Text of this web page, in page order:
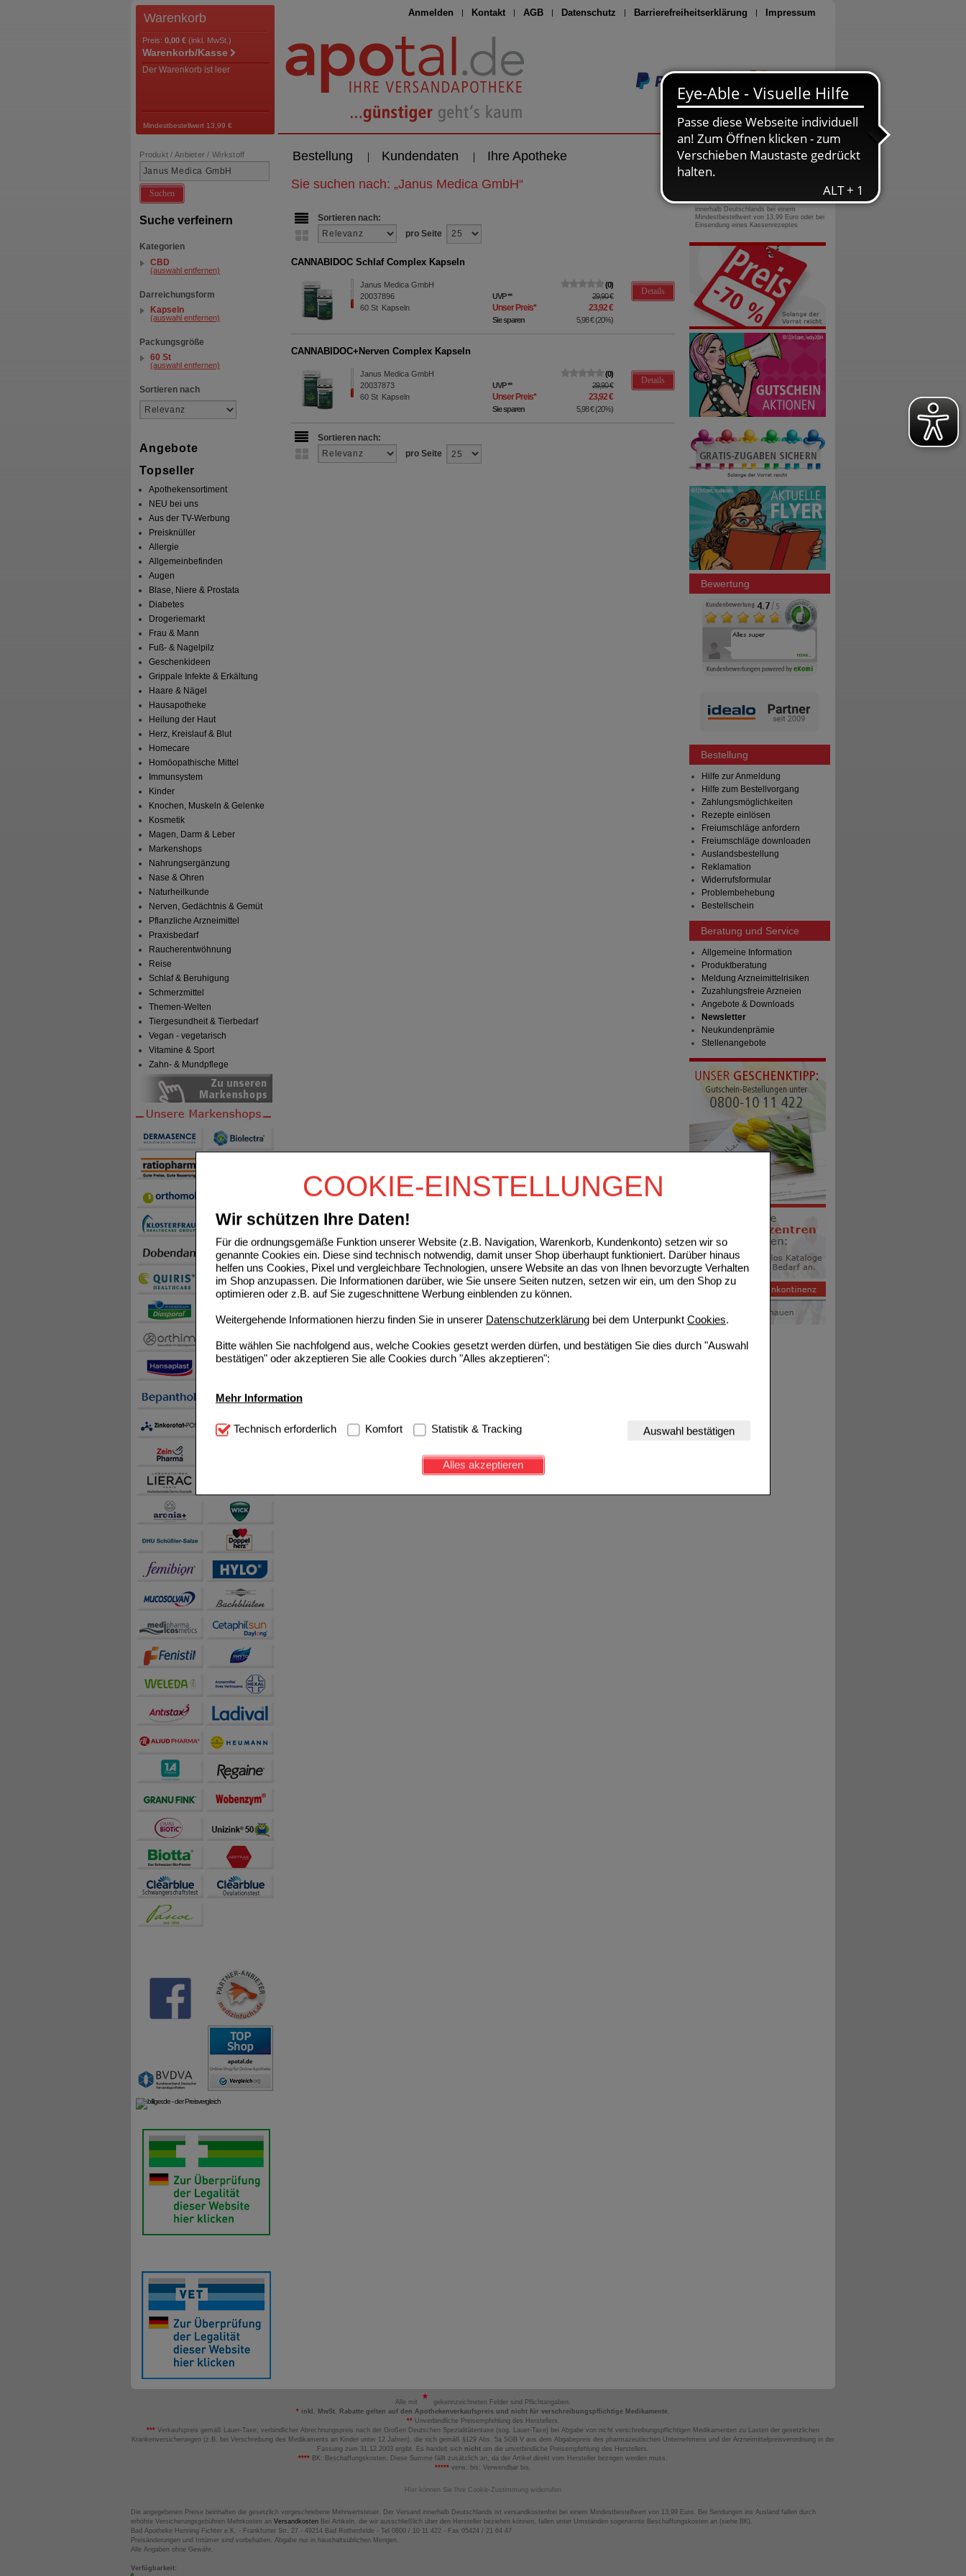
COOKIE-EINSTELLUNGEN
Wir schützen Ihre Daten!
Für die ordnungsgemäße Funktion unserer Website (z.B. Navigation, Warenkorb, Kundenkonto) setzen wir so
genannte Cookies ein. Diese sind technisch notwendig, damit unser Shop überhaupt funktioniert. Darüber hinaus
helfen uns Cookies, Pixel und vergleichbare Technologien, unsere Website an das von Ihnen bevorzugte Verhalten
im Shop anzupassen. Die Informationen darüber, wie Sie unsere Seiten nutzen, setzen wir ein, um den Shop zu
optimieren oder z.B. auf Sie zugeschnittene Werbung einblenden zu können.
Weitergehende Informationen hierzu finden Sie in unserer Datenschutzerklärung bei dem Unterpunkt Cookies.
Bitte wählen Sie nachfolgend aus, welche Cookies gesetzt werden dürfen, und bestätigen Sie dies durch "Auswahl
bestätigen" oder akzeptieren Sie alle Cookies durch "Alles akzeptieren":
Mehr Information
Technisch Notwendig: Hierbei handelt es sich um Cookies, die für die Grundfunktionen unserer Website
notwendig sind (z.B. Navigation, Warenkorb, Kundenkonto), weshalb auf diese nicht verzichtet werden kann.
Diese Cookies werden genutzt um das Einkaufserlebnis noch ansprechender zu gestalten,
beispielsweise für die Wiedererkennung des Besuchers oder unsere Seite an bevorzugte Verhaltensweisen (z.B.
Inhalte anzuzeigen und unser Partnerprogramm zu betreiben.
Statistik & Tracking:
sammeln, mit deren Hilfe wir unsere Website weiter für Sie optimieren können, den Inhalt auf unserer Website aber
auch die Werbung auf Drittseiten möglichst relevant für Sie zu gestalten. Bitte beachten Sie, dass Daten hierfür
teilweise an Dritte wie z.B. Google oder soziale Medien übertragen werden.
Technisch erforderlich Komfort Statistik & Tracking Auswahl bestätigen
Alles akzeptieren
Anmelden Kontakt AGB Datenschutz Barrierefreiheitserklärung Impressum
Seite drucken
Warenkorb
Preis: 0,00 € (inkl. MwSt.)
Warenkorb/Kasse
Der Warenkorb ist leer
Mindestbestellwert 13,99 €
Bestellung Kundendaten Ihre Apotheke
Produkt / Anbieter / Wirkstoff
Suchen
Suche verfeinern
Kategorien
CBD
(auswahl entfernen)
Darreichungsform
Kapseln
(auswahl entfernen)
Packungsgröße
60 St
(auswahl entfernen)
Sortieren nach
Angebote
Topseller
Apothekensortiment
NEU bei uns
Aus der TV-Werbung
Preisknüller
Allergie
Allgemeinbefinden
Augen
Blase, Niere & Prostata
Diabetes
Drogeriemarkt
Frau & Mann
Fuß- & Nagelpilz
Geschenkideen
Grippale Infekte & Erkältung
Haare & Nägel
Hausapotheke
Heilung der Haut
Herz, Kreislauf & Blut
Homecare
Homöopathische Mittel
Immunsystem
Kinder
Knochen, Muskeln & Gelenke
Kosmetik
Magen, Darm & Leber
Markenshops
Nahrungsergänzung
Nase & Ohren
Naturheilkunde
Nerven, Gedächtnis & Gemüt
Pflanzliche Arzneimittel
Praxisbedarf
Raucherentwöhnung
Reise
Schlaf & Beruhigung
Schmerzmittel
Themen-Welten
Tiergesundheit & Tierbedarf
Vegan - vegetarisch
Vitamine & Sport
Zahn- & Mundpflege
Sie suchen nach: „Janus Medica GmbH“
Sortieren nach:
pro Seite
CANNABIDOC Schlaf Complex Kapseln
Janus Medica GmbH
20037896
60St Kapseln
0
UVP** 29,90 €
Unser Preis* 23,92 €
Sie sparen 5,98 €(20%)
Details
CANNABIDOC+Nerven Complex Kapseln
Janus Medica GmbH
20037873
60St Kapseln
0
UVP** 29,90 €
Unser Preis* 23,92 €
Sie sparen 5,98 €(20%)
Details
Sortieren nach:
pro Seite
0800-10 11 422
gebührenfreie Rufnummer
innerhalb Deutschlands bei einem
Mindestbestellwert von 13,99 Euro oder bei
Einsendung eines Kassenrezeptes
Bewertung
Bestellung
Hilfe zur Anmeldung
Hilfe zum Bestellvorgang
Zahlungsmöglichkeiten
Rezepte einlösen
Freiumschläge anfordern
Freiumschläge downloaden
Auslandsbestellung
Reklamation
Widerrufsformular
Problembehebung
Bestellschein
Beratung und Service
Allgemeine Information
Produktberatung
Meldung Arzneimittelrisiken
Zuzahlungsfreie Arzneien
Angebote & Downloads
Newsletter
Neukundenprämie
Stellenangebote
Alle mit
gekennzeichneten Felder sind Pflichtangaben.
* inkl. MwSt. Rabatte gelten auf den Apothekenverkaufspreis und nicht für verschreibungspflichtige Medikamente.
**Unverbindliche Preisempfehlung des Herstellers.
*** Verkaufspreis gemäß Lauer-Taxe; verbindlicher Abrechnungspreis nach der Großen Deutschen Spezialitätentaxe (sog. Lauer-Taxe) bei Abgabe von nicht verschreibungspflichtigen Medikamenten zu Lasten der gesetzlichen
Krankenversicherungen (z.B. bei Verschreibung des Medikaments an Kinder unter 12 Jahren), die sich gemäß §129 Abs. 5a SGB V aus dem Abgabepreis des pharmazeutischen Unternehmens und der Arzneimittelpreisverordnung in der
Fassung zum 31.12.2003 ergibt. Es handelt sich nicht um die unverbindliche Preisempfehlung des Herstellers.
**** BK: Beschaffungskosten. Diese Summe fällt zusätzlich an, da der Artikel direkt vom Hersteller bezogen werden muss.
***** verw. bis: Verwendbar bis.
Hier können Sie Ihre Cookie-Zustimmung widerrufen
Die angegebenen Preise beinhalten die gesetzlich vorgeschriebene Mehrwertsteuer. Der Versand innerhalb Deutschlands ist versandkostenfrei bei einem Mindestbestellwert von 13,99 Euro. Bei Sendungen ins Ausland fallen durch
erhöhte Versicherungsgebühren Mehrkosten an Versandkosten Bei Artikeln, die wir ausschließlich über den Hersteller beziehen können, fallen unter Umständen sogenannte Beschaffungskosten an (siehe BK).
Bad Apotheke Henning Fichter e.K. - Frankfurter Str. 27 - 49214 Bad Rothenfelde - Tel 0800 / 10 11 422 - Fax 05424 / 21 64 47
Preisänderungen und Irrtümer sind vorbehalten. Abgabe nur in haushaltsüblichen Mengen.
Alle Angaben ohne Gewähr.
Verfügbarkeit: